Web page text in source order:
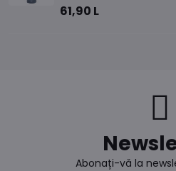
61,90 L
Abonați-vă la